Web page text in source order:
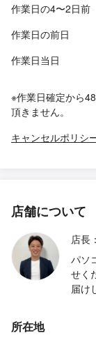
作業日の4〜2日前
作業日の前日
作業日当日
※作業日確定から
頂きません。
キャンセルポリシ
店舗について
店長
パソ
せく
届け
所在地